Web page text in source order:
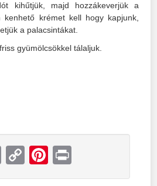
kihűtjük, majd hozzákeverjük a
kenhető krémet kell hogy kapjunk,
a palacsintákat.
gyümölcsökkel tálaljuk.
EmailCopy
Link
Pinterest